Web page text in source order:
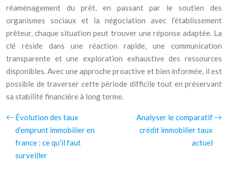
réaménagement du prêt, en passant par le soutien des
organismes sociaux et la négociation avec l’établissement
prêteur, chaque situation peut trouver une réponse adaptée. La
clé réside dans une réaction rapide, une communication
transparente et une exploration exhaustive des ressources
disponibles. Avec une approche proactive et bien informée, il est
possible de traverser cette période difficile tout en préservant
sa stabilité financière à long terme.
Évolution des taux
d’emprunt immobilier en
france : ce qu’il faut
surveiller
Analyser le comparatif
crédit immobilier taux
actuel